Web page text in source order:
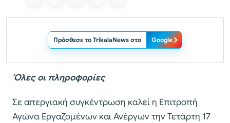
Πρόσθεσε το TrikalaNews στο Google
Όλες οι πληροφορίες
Σε απεργιακή συγκέντρωση καλεί η Επιτροπή
Αγώνα Εργαζομένων και Ανέργων την Τετάρτη 17